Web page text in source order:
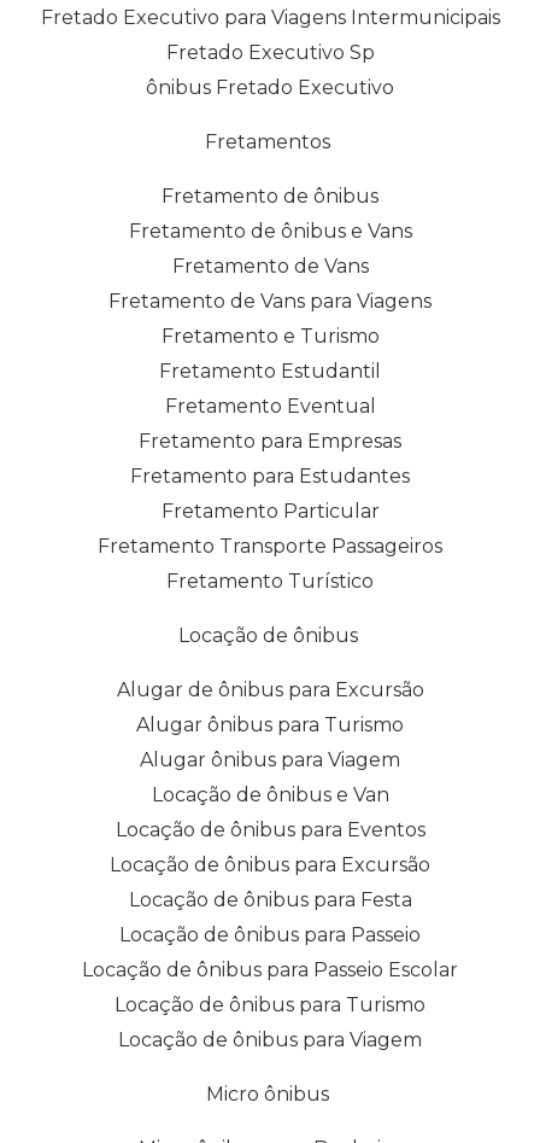
Fretado Executivo para Viagens Intermunicipais
Fretado Executivo Sp
ônibus Fretado Executivo
Fretamentos
Fretamento de ônibus
Fretamento de ônibus e Vans
Fretamento de Vans
Fretamento de Vans para Viagens
Fretamento e Turismo
Fretamento Estudantil
Fretamento Eventual
Fretamento para Empresas
Fretamento para Estudantes
Fretamento Particular
Fretamento Transporte Passageiros
Fretamento Turístico
Locação de ônibus
Alugar de ônibus para Excursão
Alugar ônibus para Turismo
Alugar ônibus para Viagem
Locação de ônibus e Van
Locação de ônibus para Eventos
Locação de ônibus para Excursão
Locação de ônibus para Festa
Locação de ônibus para Passeio
Locação de ônibus para Passeio Escolar
Locação de ônibus para Turismo
Locação de ônibus para Viagem
Micro ônibus